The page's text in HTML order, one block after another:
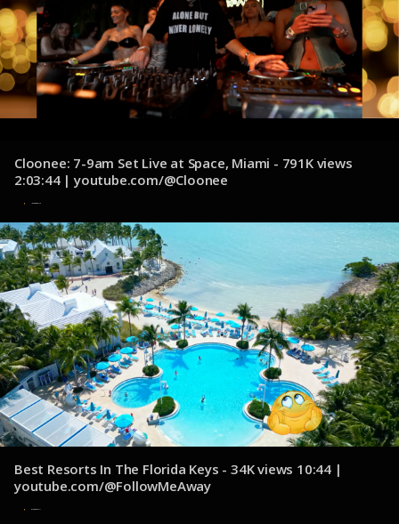
Cloonee: 7-9am Set Live at Space, Miami - 791K views
2:03:44 | youtube.com/@Cloonee
Best Resorts In The Florida Keys - 34K views 10:44 |
youtube.com/@FollowMeAway